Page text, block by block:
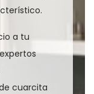
a tu
cuarcita